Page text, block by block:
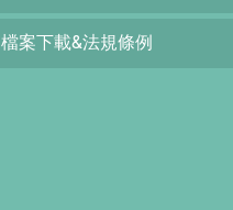
檔案下載&法規條例